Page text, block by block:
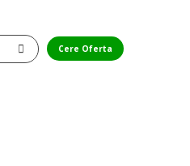
Cere Oferta